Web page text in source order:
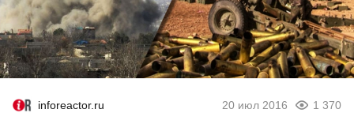
inforeactor.ru 20 июл 2016 1 370